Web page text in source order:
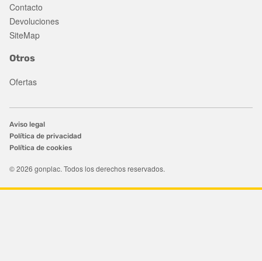
Contacto
Devoluciones
SiteMap
Otros
Ofertas
Aviso legal
Política de privacidad
Política de cookies
© 2026 gonplac. Todos los derechos reservados.